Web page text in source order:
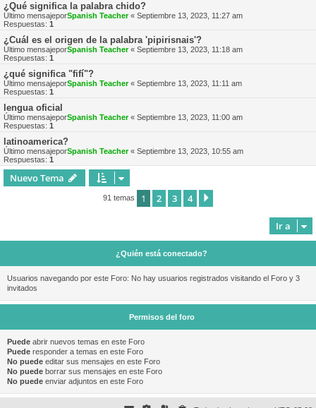
¿Qué significa la palabra chido?
Último mensajeporSpanish Teacher« Septiembre 13, 2023, 11:27 am
Respuestas: 1
¿Cuál es el origen de la palabra 'pipirisnais'?
Último mensajeporSpanish Teacher« Septiembre 13, 2023, 11:18 am
Respuestas: 1
¿qué significa "fifí"?
Último mensajeporSpanish Teacher« Septiembre 13, 2023, 11:11 am
Respuestas: 1
lengua oficial
Último mensajeporSpanish Teacher« Septiembre 13, 2023, 11:00 am
Respuestas: 1
latinoamerica?
Último mensajeporSpanish Teacher« Septiembre 13, 2023, 10:55 am
Respuestas: 1
Nuevo Tema
91 temas 1 2 3 4
Ir a
¿Quién está conectado?
Usuarios navegando por este Foro: No hay usuarios registrados visitando el Foro y 3
invitados
Permisos del foro
Puede abrir nuevos temas en este Foro
Puede responder a temas en este Foro
No puede editar sus mensajes en este Foro
No puede borrar sus mensajes en este Foro
No puede enviar adjuntos en este Foro